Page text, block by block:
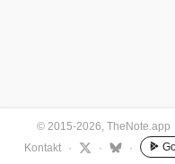
© 2015-2026, TheNote.app
Kontakt
· · ·